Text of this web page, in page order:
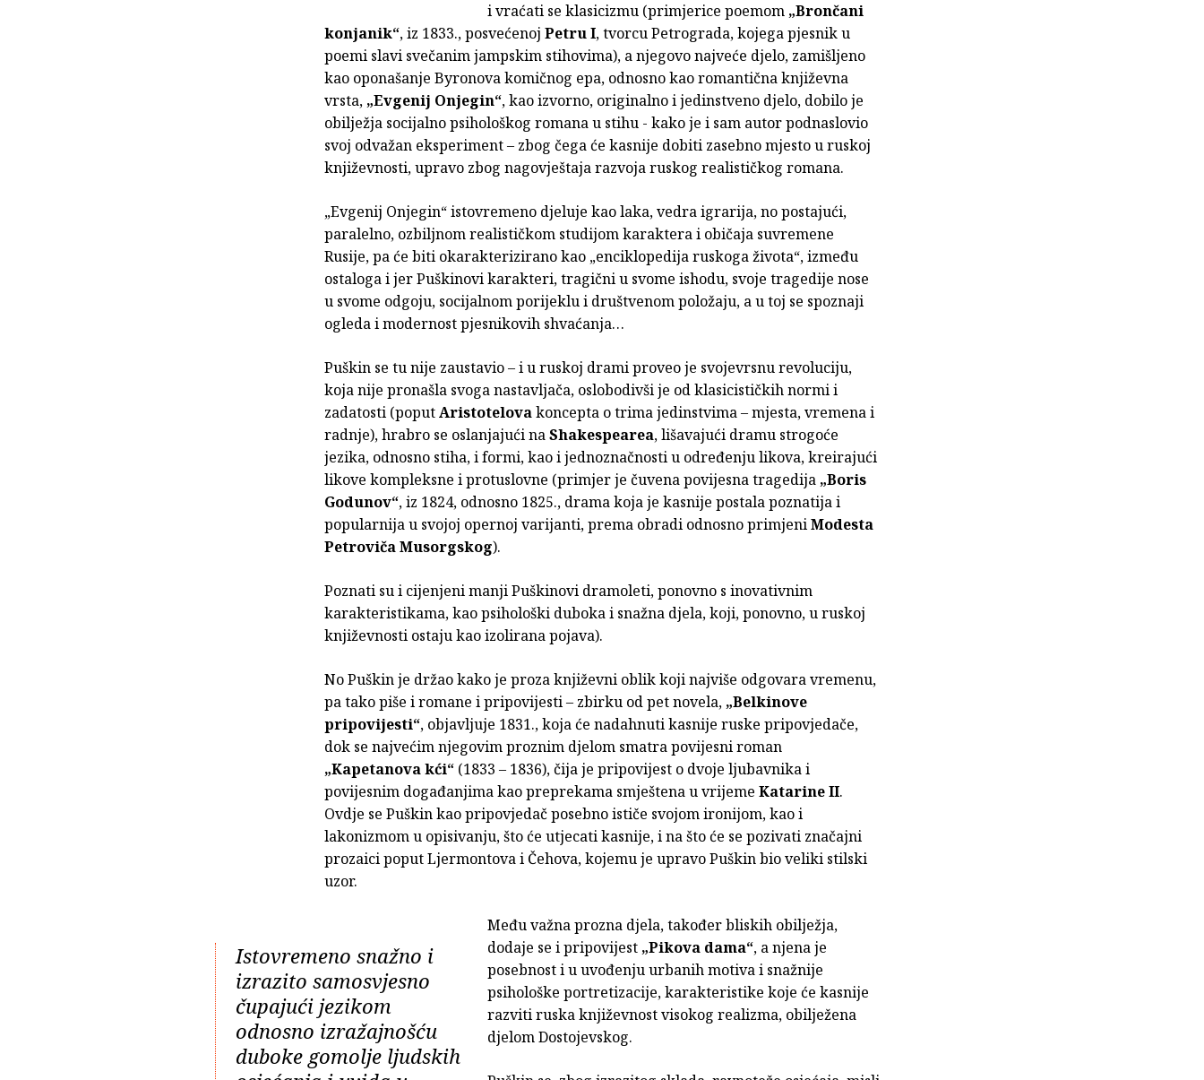
i vraćati se klasicizmu (primjerice poemom „Brončani
konjanik“, iz 1833., posvećenoj Petru I, tvorcu Petrograda, kojega pjesnik u
poemi slavi svečanim jampskim stihovima), a njegovo najveće djelo, zamišljeno
kao oponašanje Byronova komičnog epa, odnosno kao romantična književna
vrsta, „Evgenij Onjegin“, kao izvorno, originalno i jedinstveno djelo, dobilo je
obilježja socijalno psihološkog romana u stihu - kako je i sam autor podnaslovio
svoj odvažan eksperiment – zbog čega će kasnije dobiti zasebno mjesto u ruskoj
književnosti, upravo zbog nagovještaja razvoja ruskog realističkog romana.
„Evgenij Onjegin“ istovremeno djeluje kao laka, vedra igrarija, no postajući,
paralelno, ozbiljnom realističkom studijom karaktera i običaja suvremene
Rusije, pa će biti okarakterizirano kao „enciklopedija ruskoga života“, između
ostaloga i jer Puškinovi karakteri, tragični u svome ishodu, svoje tragedije nose
u svome odgoju, socijalnom porijeklu i društvenom položaju, a u toj se spoznaji
ogleda i modernost pjesnikovih shvaćanja…
Puškin se tu nije zaustavio – i u ruskoj drami proveo je svojevrsnu revoluciju,
koja nije pronašla svoga nastavljača, oslobodivši je od klasicističkih normi i
zadatosti (poputAristotelovakoncepta o trima jedinstvima – mjesta, vremena i
radnje), hrabro se oslanjajući naShakespearea, lišavajući dramu strogoće
jezika, odnosno stiha, i formi, kao i jednoznačnosti u određenju likova, kreirajući
likove kompleksne i protuslovne (primjer je čuvena povijesna tragedija „Boris
Godunov“, iz 1824, odnosno 1825., drama koja je kasnije postala poznatija i
popularnija u svojoj opernoj varijanti, prema obradi odnosno primjeniModesta
Petroviča Musorgskog).
Poznati su i cijenjeni manji Puškinovi dramoleti, ponovno s inovativnim
karakteristikama, kao psihološki duboka i snažna djela, koji, ponovno, u ruskoj
književnosti ostaju kao izolirana pojava).
No Puškin je držao kako je proza književni oblik koji najviše odgovara vremenu,
pa tako piše i romane i pripovijesti – zbirku od pet novela, „Belkinove
pripovijesti“, objavljuje 1831., koja će nadahnuti kasnije ruske pripovjedače,
dok se najvećim njegovim proznim djelom smatra povijesni roman
„Kapetanova kći“ (1833 – 1836), čija je pripovijest o dvoje ljubavnika i
povijesnim događanjima kao preprekama smještena u vrijeme Katarine II.
Ovdje se Puškin kao pripovjedač posebno ističe svojom ironijom, kao i
lakonizmom u opisivanju, što će utjecati kasnije, i na što će se pozivati značajni
prozaici poput Ljermontova i Čehova, kojemu je upravo Puškin bio veliki stilski
uzor.
Istovremeno snažno i
izrazito samosvjesno
čupajući jezikom
odnosno izražajnošću
duboke gomolje ljudskih
Među važna prozna djela, također bliskih obilježja,
dodaje se i pripovijest „Pikova dama“, a njena je
posebnost i u uvođenju urbanih motiva i snažnije
psihološke portretizacije, karakteristike koje će kasnije
razviti ruska književnost visokog realizma, obilježena
djelom Dostojevskog.